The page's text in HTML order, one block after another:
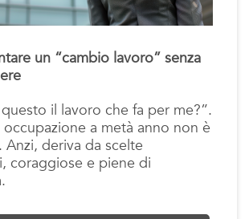
un “cambio lavoro” senza
il lavoro che fa per me?”.
a metà anno non è
Anzi, deriva da scelte
coraggiose e piene di